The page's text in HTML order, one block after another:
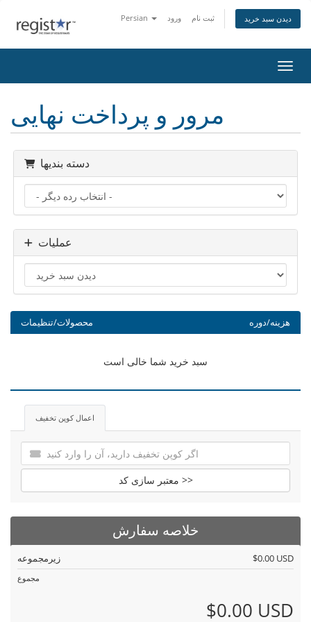
Persian ورود ثبت نام دیدن سبد خرید
مرور و پرداخت نهایی
دسته بندیها
عملیات
محصولات/تنظیمات هزینه/دوره
سبد خرید شما خالی است
اعمال کوپن تخفیف
معتبر سازی کد >>
خلاصه سفارش
زیرمجموعه $0.00 USD
مجموع
$0.00 USD